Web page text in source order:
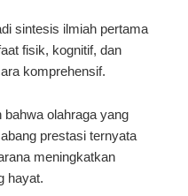
sintesis ilmiah pertama
fisik, kognitif, dan
komprehensif.
olahraga yang
prestasi ternyata
meningkatkan
hayat.